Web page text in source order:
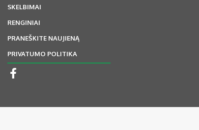
SKELBIMAI
RENGINIAI
PRANEŠKITE NAUJIENĄ
PRIVATUMO POLITIKA